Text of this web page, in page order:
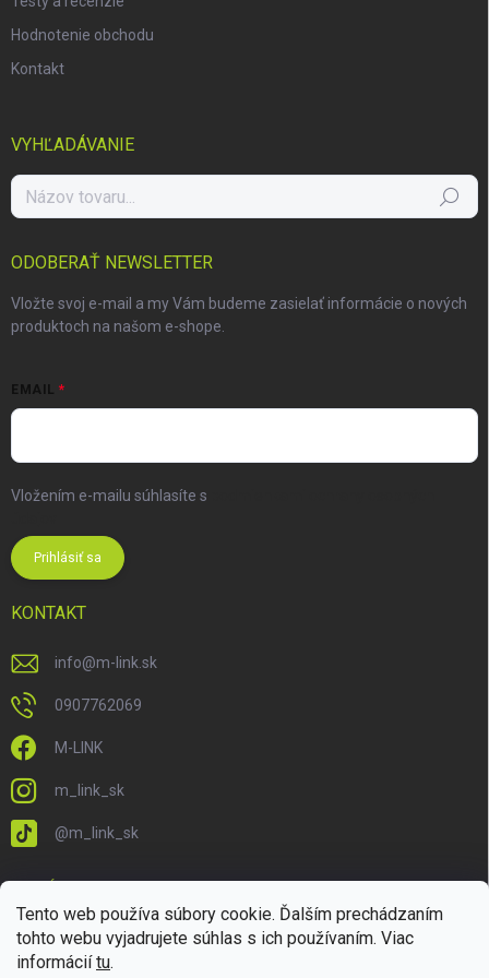
Tento web používa súbory cookie. Ďalším prechádzaním
tohto webu vyjadrujete súhlas s ich používaním. Viac
informáciítu.
Hodnotenie obchodu
Kontakt
VYHĽADÁVANIE
Hľadať
ODOBERAŤ NEWSLETTER
Vložte svoj e-mail a my Vám budeme zasielať informácie o nových
produktoch na našom e-shope.
EMAIL
Vložením e-mailu súhlasíte s
Prihlásiť sa
KONTAKT
info@m-link.sk
0907762069
M-LINK
m_link_sk
@m_link_sk